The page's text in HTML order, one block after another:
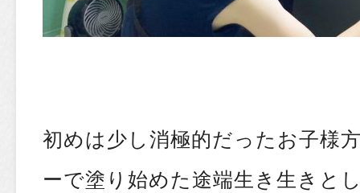
初めは少し消極的だったお子様
ーで塗り始めた途端生き生きと